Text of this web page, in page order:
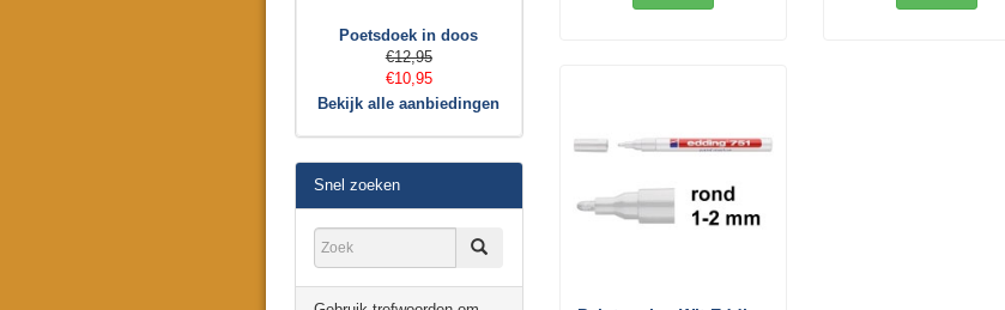
Poetsdoek in doos
€12,95
€10,95
Bekijk alle aanbiedingen
Snel zoeken